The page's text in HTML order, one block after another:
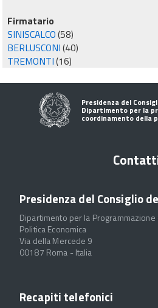
Firmatario
SINISCALCO(58)
BERLUSCONI(40)
TREMONTI(16)
Presidenza del
Dipartimento per la
coordinamento della
Presidenza del Consiglio
Dipartimento per la
Politica Economica
Via della Mercede 9
00187 Roma - Italia
Recapiti telefonici